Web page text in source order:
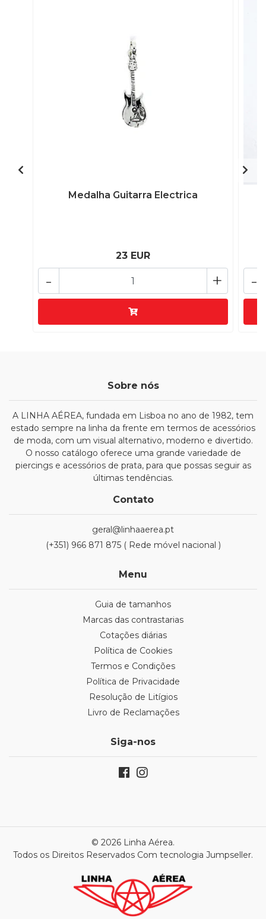
Medalha Guitarra Electrica
23 EUR
+
- -
Sobre nós
A LINHA AÉREA, fundada em Lisboa no ano de 1982, tem
estado sempre na linha da frente em termos de acessórios
de moda, com um visual alternativo, moderno e divertido.
O nosso catálogo oferece uma grande variedade de
piercings e acessórios de prata, para que possas seguir as
últimas tendências.
Contato
geral@linhaaerea.pt
(+351) 966 871 875 ( Rede móvel nacional )
Menu
Guia de tamanhos
Marcas das contrastarias
Cotações diárias
Política de Cookies
Termos e Condições
Política de Privacidade
Resolução de Litígios
Livro de Reclamações
Siga-nos
© 2026 Linha Aérea.
Todos os Direitos Reservados Com tecnologia Jumpseller.